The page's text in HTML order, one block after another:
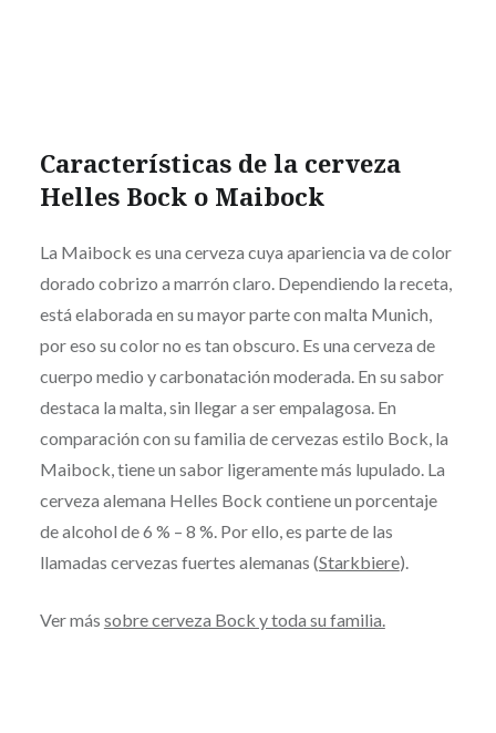
Características de la cerveza
Helles Bock o Maibock
La Maibock es una cerveza cuya apariencia va de color
dorado cobrizo a marrón claro. Dependiendo la receta,
está elaborada en su mayor parte con malta Munich,
por eso su color no es tan obscuro. Es una cerveza de
cuerpo medio y carbonatación moderada. En su sabor
destaca la malta, sin llegar a ser empalagosa. En
comparación con su familia de cervezas estilo Bock, la
Maibock, tiene un sabor ligeramente más lupulado. La
cerveza alemana Helles Bock contiene un porcentaje
de alcohol de 6 % – 8 %. Por ello, es parte de las
llamadas cervezas fuertes alemanas (Starkbiere).
Ver más sobre cerveza Bock y toda su familia.